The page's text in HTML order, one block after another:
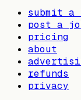
submit
post a
pricing
about
refunds
privacy